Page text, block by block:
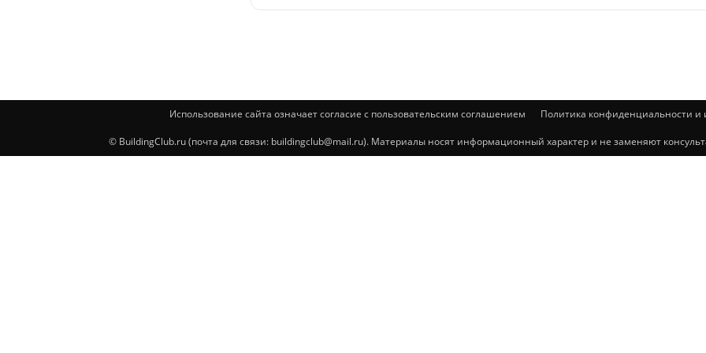
Использование сайта означает согласие с пользовательским соглашением Политика конфиденциальности и
© BuildingClub.ru (почта для связи: buildingclub@mail.ru). Материалы носят информационный характер и не заменяют